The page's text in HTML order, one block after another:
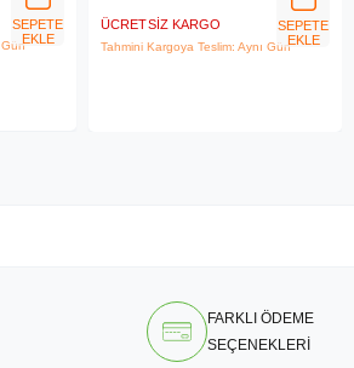
Gün
SEPETE
EKLE
ÜCRETSIZ KARGO
Tahmini Kargoya Teslim: Aynı Gün
SEPETE
EKLE
FARKLI ÖDEME
SEÇENEKLERİ